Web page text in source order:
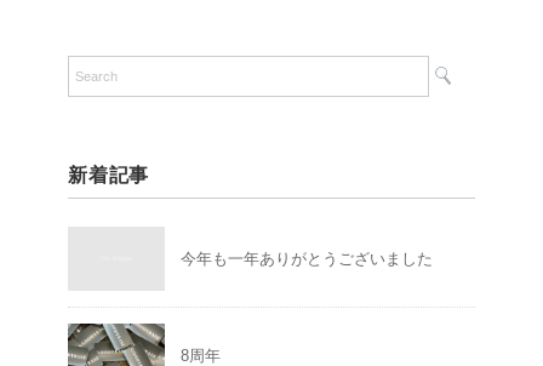
新着記事
今年も一年ありがとうございました
8周年